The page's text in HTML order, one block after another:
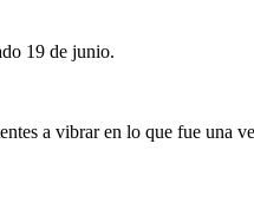
19 de junio.
a vibrar en lo que fue una